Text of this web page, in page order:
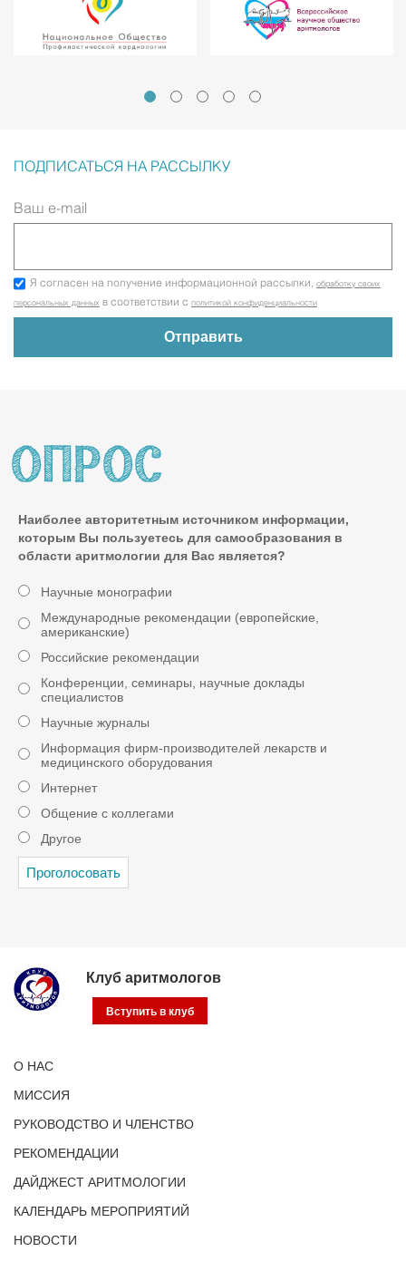
ПОДПИСАТЬСЯ НА РАССЫЛКУ
Ваш e-mail
Я согласен на получение информационной рассылки, обработку своих
персональных данных в соответствии с политикой конфиденциальности
Наиболее авторитетным источником информации,
которым Вы пользуетесь для самообразования в
области аритмологии для Вас является?
Научные монографии
Международные рекомендации (европейские,
американские)
Российские рекомендации
Конференции, семинары, научные доклады
специалистов
Научные журналы
Информация фирм-производителей лекарств и
медицинского оборудования
Интернет
Общение с коллегами
Другое
Клуб аритмологов
Вступить в клуб
О НАС
МИССИЯ
РУКОВОДСТВО И ЧЛЕНСТВО
РЕКОМЕНДАЦИИ
ДАЙДЖЕСТ АРИТМОЛОГИИ
КАЛЕНДАРЬ МЕРОПРИЯТИЙ
НОВОСТИ